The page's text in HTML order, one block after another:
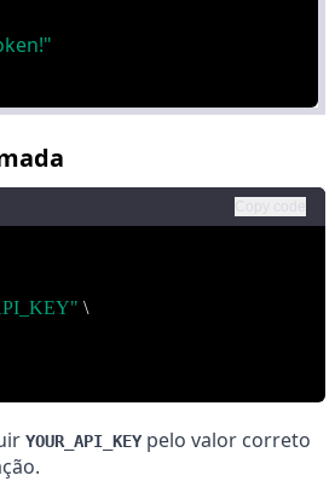
\
YOUR_API_KEYpelo valor correto